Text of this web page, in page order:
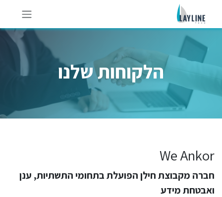
הלקוחות שלנו
We Ankor
חברה מקבוצת חילן הפועלת בתחומי התשתיות, ענן
ואבטחת מידע